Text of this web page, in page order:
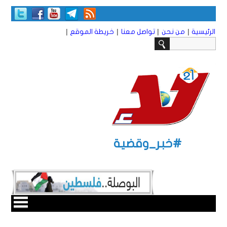
الرئيسية | من نحن | تواصل معنا | خريطة الموقع |
#خبر_وقضية